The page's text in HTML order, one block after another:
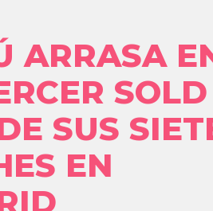
ARRASA
SOLD
SUS
EN